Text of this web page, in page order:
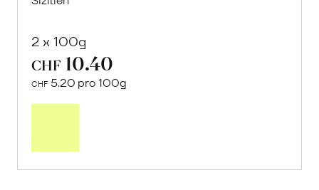
2 x 100g
CHF 10.40
CHF 5.20 pro 100g